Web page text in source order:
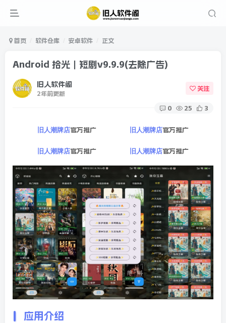
首页 软件仓库 安卓软件 正文
Android 拾光｜短剧v9.9.9(去除广告)
旧人软件阁
2年前更新
关注
0 25 3
旧人潮牌店官方推广 旧人潮牌店官方推广
旧人潮牌店官方推广 旧人潮牌店官方推广
应用介绍